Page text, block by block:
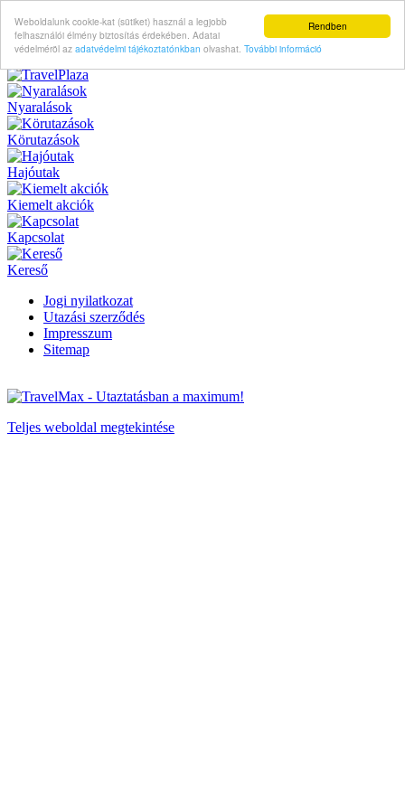
Rendben
Weboldalunk cookie-kat (sütiket) használ a legjobb
felhasználói élmény biztosítás érdekében. Adatai
védelméröl az adatvédelmi tájékoztatónkban olvashat. További információ
Nyaralások
Körutazások
Hajóutak
Kiemelt akciók
Kapcsolat
Kereső
Jogi nyilatkozat
Utazási szerződés
Impresszum
Sitemap
Teljes weboldal megtekintése